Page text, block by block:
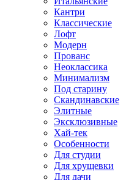
Кантри
Классические
Лофт
Модерн
Прованс
Неоклассика
Минимализм
Под старину
Скандинавские
Элитные
Эксклюзивные
Хай-тек
Особенности
Для студии
Для хрущевки
Для дачи